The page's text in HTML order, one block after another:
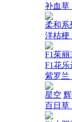
补血草
柔和系
洋桔梗
F1茱
F1花乐
紫罗兰
星空
百日草